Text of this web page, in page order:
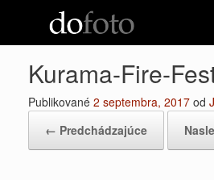
Kurama-Fire-
Publikované 2 septembra, 2017 od
← Predchádzajúce